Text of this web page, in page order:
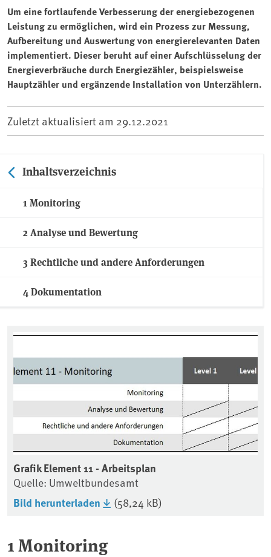
Um eine fortlaufende Verbesserung der energiebezogenen
Leistung zu ermöglichen, wird ein Prozess zur Messung,
Aufbereitung und Auswertung von energierelevanten Daten
implementiert. Dieser beruht auf einer Aufschlüsselung der
Energieverbräuche durch Energiezähler, beispielsweise
Hauptzähler und ergänzende Installation von Unterzählern.
Zuletzt aktualisiert am 29.12.2021
Inhaltsverzeichnis
1 Monitoring
2 Analyse und Bewertung
3 Rechtliche und andere Anforderungen
4 Dokumentation
Grafik Element 11 - Arbeitsplan
Quelle: Umweltbundesamt
Bild herunterladen (58,24 kB)
1 Monitoring